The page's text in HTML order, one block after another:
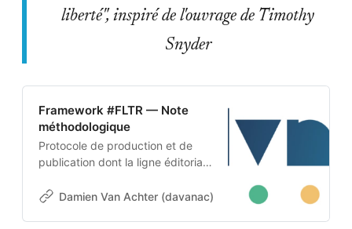
liberté", inspiré de l'ouvrage de Timothy
Snyder
Framework #FLTR — Note
méthodologique
Protocole de production et de
publication dont la ligne éditoriale
projet. Cette architecture auto-
Damien Van Achter (davanac) Damien Van Achter